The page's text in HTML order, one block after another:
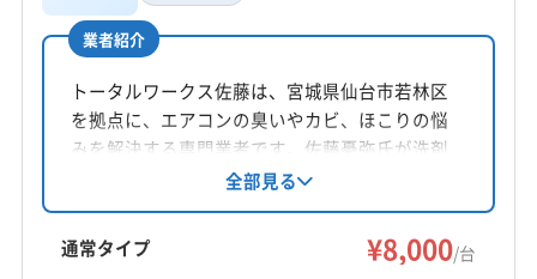
業者紹介
トータルワークス佐藤は、宮城県仙台市若林区
を拠点に、エアコンの臭いやカビ、ほこりの悩
みを解決する専門業者です。佐藤憂弥氏が洗剤
と高圧洗浄機を使用し、安全かつ迅速な作業を
提供。宮城県内全域に対応し、防カビ・抗菌コ
ーティングなどのオプションも充実していま
す。
全部見る
通常タイプ ¥8,000/台